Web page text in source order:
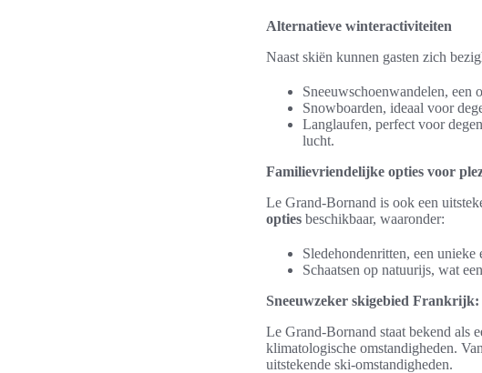
Alternatieve winteractiviteiten
Naast skiën kunnen gasten zich
Sneeuwschoenwandelen, een
Snowboarden, ideaal voor
Langlaufen, perfect voor
lucht.
Familievriendelijke opties voor
Le Grand-Bornand is ook een
opties beschikbaar, waaronder:
Sledehondenritten, een
Schaatsen op natuurijs, wat
Sneeuwzeker skigebied
Le Grand-Bornand staat bekend als
klimatologische omstandigheden.
uitstekende ski-omstandigheden.